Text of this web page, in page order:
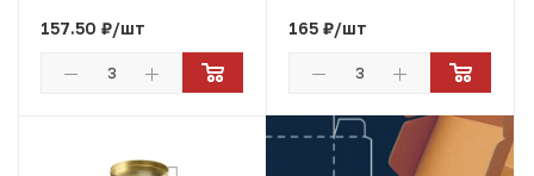
157.50 ₽/шт 165 ₽/шт